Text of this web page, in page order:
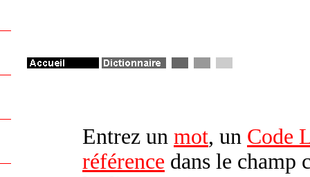
Entrez un mot, un Code
référence dans le champ